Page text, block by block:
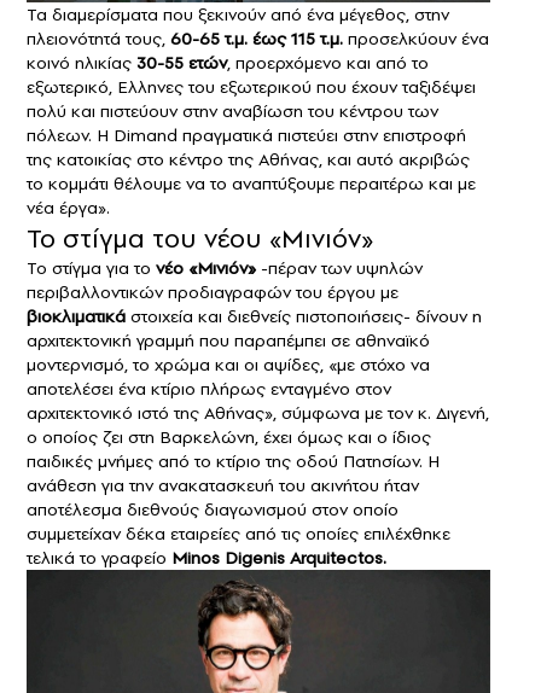
Τα διαμερίσματα που ξεκινούν από ένα μέγεθος, στην
πλειονότητά τους, 60-65 τ.μ. έως 115 τ.μ. προσελκύουν ένα
κοινό ηλικίας 30-55 ετών, προερχόμενο και από το
εξωτερικό, Ελληνες του εξωτερικού που έχουν ταξιδέψει
πολύ και πιστεύουν στην αναβίωση του κέντρου των
πόλεων. Η Dimand πραγματικά πιστεύει στην επιστροφή
της κατοικίας στο κέντρο της Αθήνας, και αυτό ακριβώς
το κομμάτι θέλουμε να το αναπτύξουμε περαιτέρω και με
νέα έργα».
Το στίγμα του νέου «Μινιόν»
Το στίγμα για το νέο «Μινιόν» -πέραν των υψηλών
περιβαλλοντικών προδιαγραφών του έργου με
βιοκλιματικά στοιχεία και διεθνείς πιστοποιήσεις- δίνουν η
αρχιτεκτονική γραμμή που παραπέμπει σε αθηναϊκό
μοντερνισμό, το χρώμα και οι αψίδες, «με στόχο να
αποτελέσει ένα κτίριο πλήρως ενταγμένο στον
αρχιτεκτονικό ιστό της Αθήνας», σύμφωνα με τον κ. Διγενή,
ο οποίος ζει στη Βαρκελώνη, έχει όμως και ο ίδιος
παιδικές μνήμες από το κτίριο της οδού Πατησίων. Η
ανάθεση για την ανακατασκευή του ακινήτου ήταν
αποτέλεσμα διεθνούς διαγωνισμού στον οποίο
συμμετείχαν δέκα εταιρείες από τις οποίες επιλέχθηκε
τελικά το γραφείο Minos Digenis Arquitectos.